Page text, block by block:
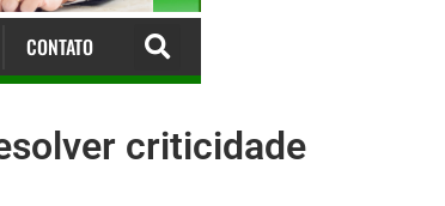
CONTATO
criticidade